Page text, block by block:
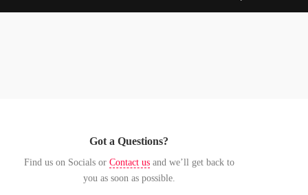
Got a Questions?
Find us on Socials or Contact usand we’ll get back to
you as soon as possible.